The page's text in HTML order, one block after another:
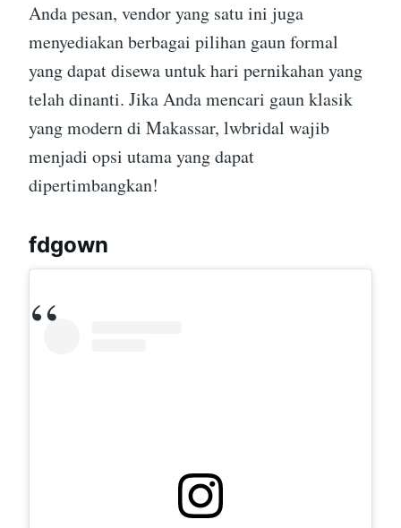
Anda pesan, vendor yang satu ini juga
menyediakan berbagai pilihan gaun formal
yang dapat disewa untuk hari pernikahan yang
telah dinanti. Jika Anda mencari gaun klasik
yang modern di Makassar, lwbridal wajib
menjadi opsi utama yang dapat
dipertimbangkan!
fdgown